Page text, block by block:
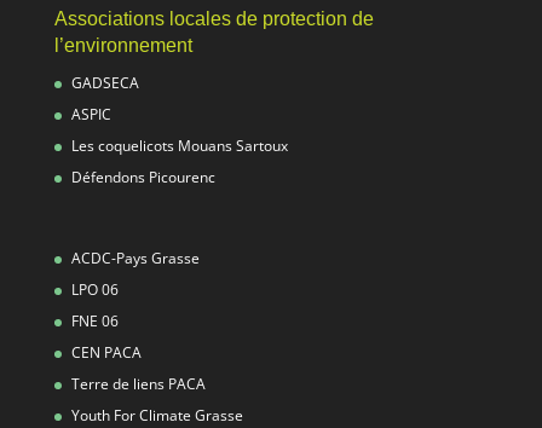
Associations locales de protection de
l’environnement
GADSECA
ASPIC
Les coquelicots Mouans Sartoux
Défendons Picourenc
ACDC-Pays Grasse
LPO 06
FNE 06
CEN PACA
Terre de liens PACA
Youth For Climate Grasse